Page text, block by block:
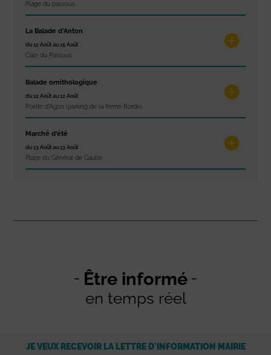
Plage du passous
La Balade d’Anton
du 12 Août au 15 Août
Cale du Passous
Balade ornithologique
du 12 Août au 12 Août
Pointe d'Agon (parking de la ferme Borde)
Marché d’été
du 13 Août au 13 Août
Place du Général de Gaulle
Être informé
en temps réel
JE VEUX RECEVOIR LA LETTRE D'INFORMATION MAIRIE